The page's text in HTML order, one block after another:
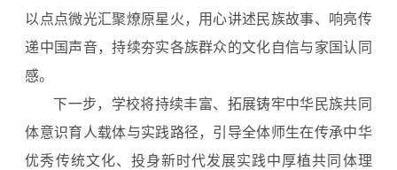
以点点微光汇聚燎原星火，用心讲述民族故事、响亮传
递中国声音，持续夯实各族群众的文化自信与家国认同
感。
下一步，学校将持续丰富、拓展铸牢中华民族共同
体意识育人载体与实践路径，引导全体师生在传承中华
优秀传统文化、投身新时代发展实践中厚植共同体理